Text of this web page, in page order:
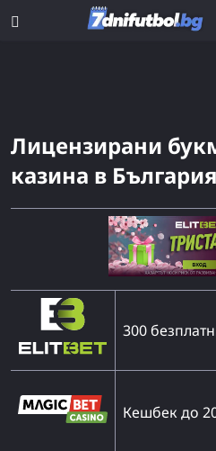
Лицензирани
казина в България
300
Кешбек до